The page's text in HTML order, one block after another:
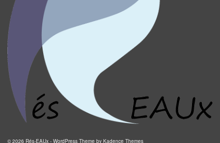
© 2026 Rés-EAUx - WordPress Theme by Kadence Themes